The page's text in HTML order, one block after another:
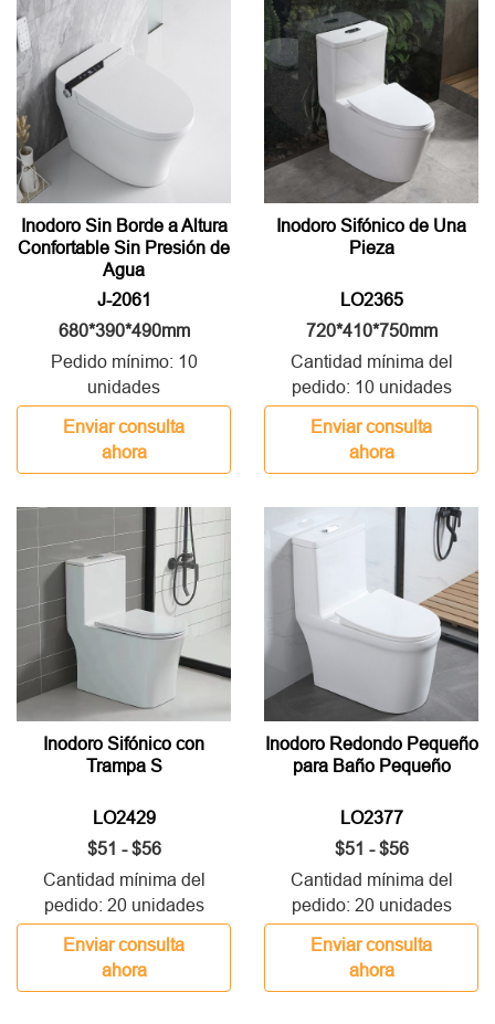
Inodoro Sin Borde a Altura
Confortable Sin Presión de
Agua
J-2061
680*390*490mm
Pedido mínimo: 10
unidades
Enviar consulta
ahora
Inodoro Sifónico de Una
Pieza
LO2365
720*410*750mm
Cantidad mínima del
pedido: 10 unidades
Enviar consulta
ahora
Inodoro Sifónico con
Trampa S
LO2429
$51 - $56
Cantidad mínima del
pedido: 20 unidades
Enviar consulta
ahora
Inodoro Redondo Pequeño
para Baño Pequeño
LO2377
$51 - $56
Cantidad mínima del
pedido: 20 unidades
Enviar consulta
ahora